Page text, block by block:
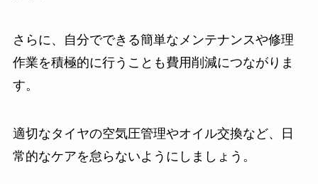
さらに、自分でできる簡単なメンテナンスや修理
作業を積極的に行うことも費用削減につながりま
す。
適切なタイヤの空気圧管理やオイル交換など、日
常的なケアを怠らないようにしましょう。